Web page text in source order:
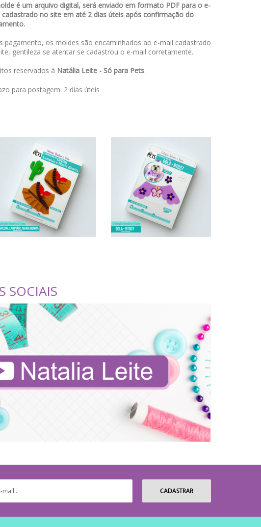
é um arquivo digital, será enviado em formato PDF para o e-
cadastrado no site em até 2 dias úteis após confirmação do
pagamento, os moldes são encaminhados ao e-mail cadastrado
gentileza se atentar se cadastrou o e-mail corretamente.
reservados à Natália Leite - Só para Pets.
para postagem: 2 dias úteis
SOCIAIS